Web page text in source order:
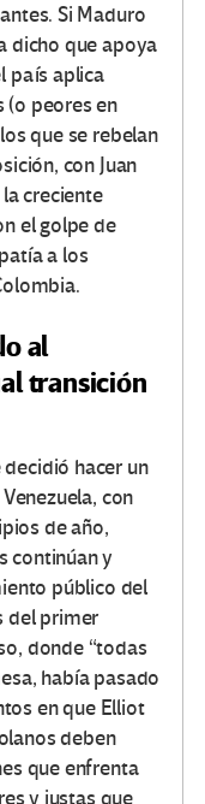
Si Maduro
dicho que apoya
país aplica
(o peores en
que se rebelan
con Juan
creciente
el golpe de
a los
al
transición
hacer un
con
de año,
continúan y
público del
del primer
donde “todas
había pasado
en que Elliot
deben
que enfrenta